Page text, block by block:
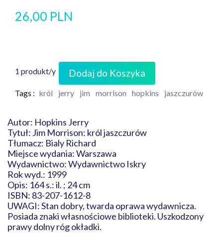
26,00 PLN
1 produkt/y Dodaj do Koszyka
Tags : król jerry jim morrison hopkins jaszczurów
Autor: Hopkins Jerry
Tytuł: Jim Morrison: król jaszczurów
Tłumacz: Bialy Richard
Miejsce wydania: Warszawa
Wydawnictwo: Wydawnictwo Iskry
Rok wyd.: 1999
Opis: 164 s.: il. ; 24 cm
ISBN: 83-207-1612-8
UWAGI: Stan dobry, twarda oprawa wydawnicza.
Posiada znaki własnościowe biblioteki. Uszkodzony
prawy dolny róg okładki.